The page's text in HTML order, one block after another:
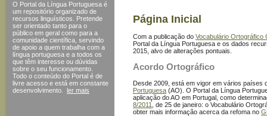
O Portal da Língua Portuguesa é
um repositório organizado de
recursos linguísticos. Pretende
ser orientado tanto para o
público em geral como para a
comunidade científica, servindo
de apoio a quem trabalha com a
língua portuguesa e a todos os
que têm interesse ou dúvidas
sobre o seu funcionamento.
Todo o conteúdo do Portal é de
livre acesso e está em constante
desenvolvimento.
ler mais
Página Inicial
Com a publicação do Vocabulário Ortográfico
Portal da Língua Portuguesa e os dados
2015, alvo de alterações pontuais.
Acordo Ortográfico
Desde 2009, está em vigor em vários países
Portuguesa (AO). O Portal da Língua
aplicação do AO em Portugal, como
8/2011
, de 25 de janeiro: o Vocabulário
obter mais informação acerca da refoma no